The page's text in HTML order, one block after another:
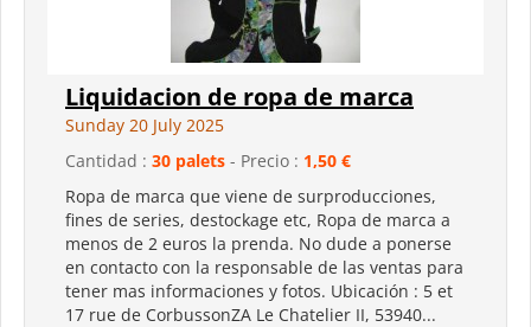
Liquidacion de ropa de marca
Sunday 20 July 2025
Cantidad : 30 palets - Precio : 1,50 €
Ropa de marca que viene de surproducciones,
fines de series, destockage etc, Ropa de marca a
menos de 2 euros la prenda. No dude a ponerse
en contacto con la responsable de las ventas para
tener mas informaciones y fotos. Ubicación : 5 et
17 rue de CorbussonZA Le Chatelier II, 53940...